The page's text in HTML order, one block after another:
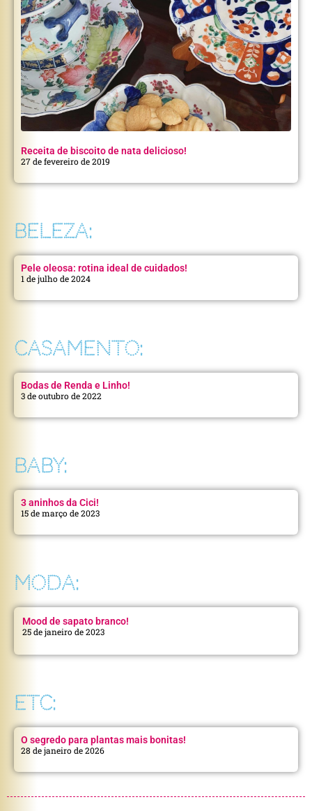
Receita de biscoito de nata delicioso!
27 de fevereiro de 2019
BELEZA:
Pele oleosa: rotina ideal de cuidados!
1 de julho de 2024
CASAMENTO:
Bodas de Renda e Linho!
3 de outubro de 2022
BABY:
3 aninhos da Cici!
15 de março de 2023
MODA:
Mood de sapato branco!
25 de janeiro de 2023
ETC:
O segredo para plantas mais bonitas!
28 de janeiro de 2026